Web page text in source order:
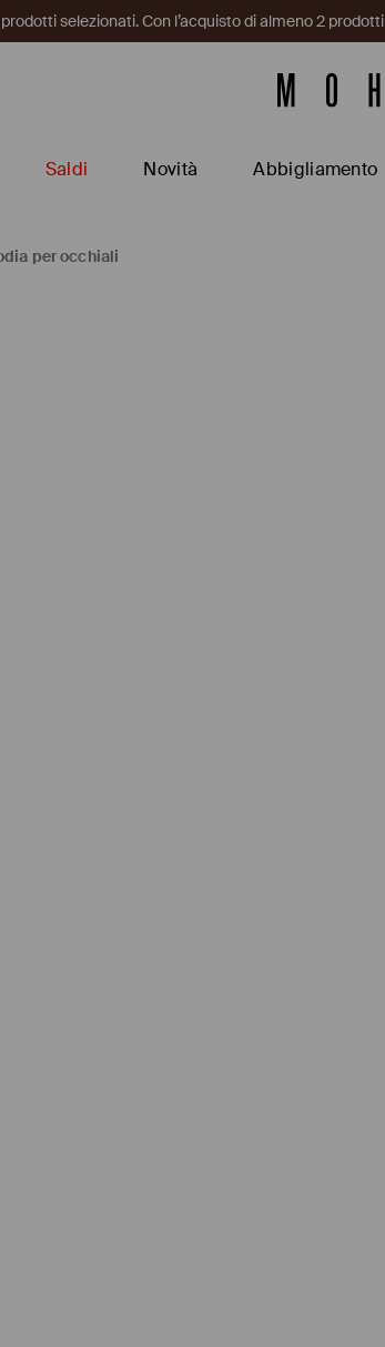
selezionati. Con l’acquisto di almeno 2
Saldi Novità Abbigliamento
per occhiali